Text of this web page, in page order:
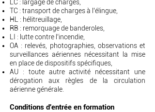
LC : largage de charges,
TC : transport de charges à l’élingue,
HL : hélitreuillage,
RB : remorquage de banderoles,
LI : lutte contre l’incendie,
OA : relevés, photographies, observations et
surveillances aériennes nécessitant la mise
en place de dispositifs spécifiques,
AU : toute autre activité nécessitant une
dérogation aux règles de la circulation
aérienne générale.
Conditions d'entrée en formation